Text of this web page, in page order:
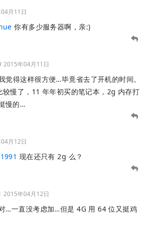
月11日
你有多少服务器啊，亲:)
2015年04月11日
觉得这样很方便…毕竟省去了开机的时间。
较慢了，11 年年初买的笔记本，2g 内存打
慢的…
月12日
现在还只有 2g 么？
2015年04月12日
…一直没考虑加…但是 4G 用 64 位又挺鸡